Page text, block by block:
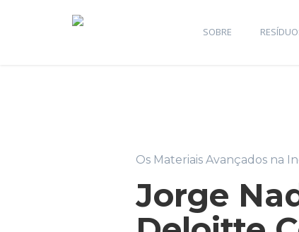
SOBRE
Os Materiais Avançados na
Jorge